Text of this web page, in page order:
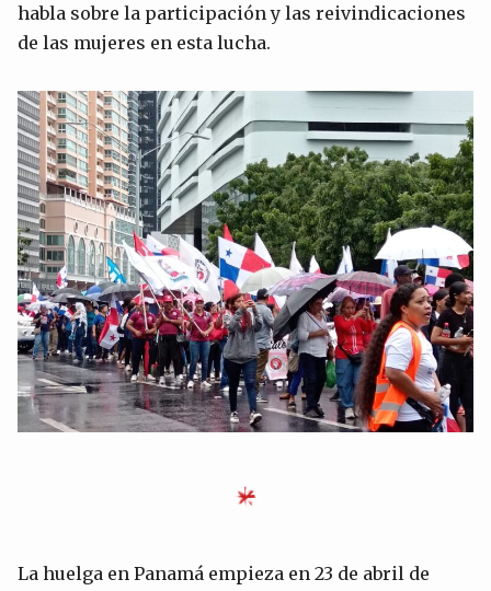
habla sobre la participación y las reivindicaciones
de las mujeres en esta lucha.
La huelga en Panamá empieza en 23 de abril de